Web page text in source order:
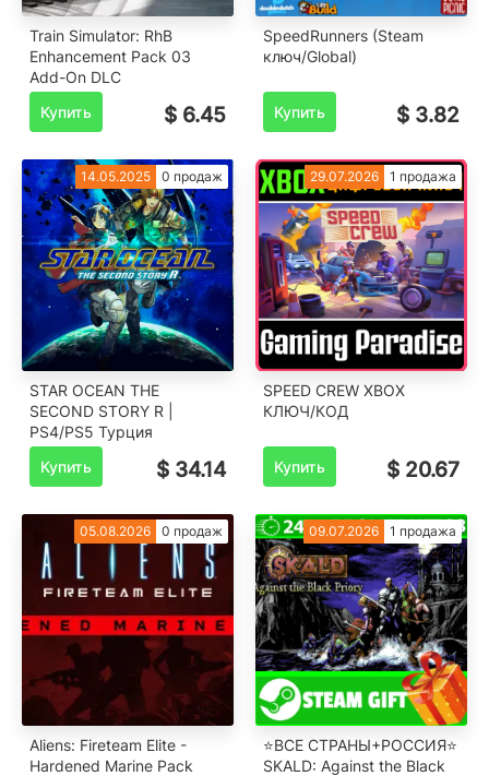
Train Simulator: RhB
Enhancement Pack 03
Add-On DLC
Купить
$ 6.45
SpeedRunners (Steam
ключ/Global)
Купить $ 3.82
14.05.2025 0 продаж
STAR OCEAN THE
SECOND STORY R |
PS4/PS5 Турция
Купить
$ 34.14
29.07.2026 1 продажа
SPEED CREW XBOX
КЛЮЧ/КОД
Купить $ 20.67
05.08.2026 0 продаж
Aliens: Fireteam Elite -
Hardened Marine Pack
09.07.2026 1 продажа
⭐️ВСЕ СТРАНЫ+РОССИЯ⭐️
SKALD: Against the Black